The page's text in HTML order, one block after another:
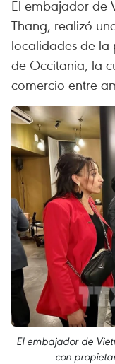
El embajador de
Thang, realizó
localidades de la
de Occitania, la
comercio entre
El embajador de
con